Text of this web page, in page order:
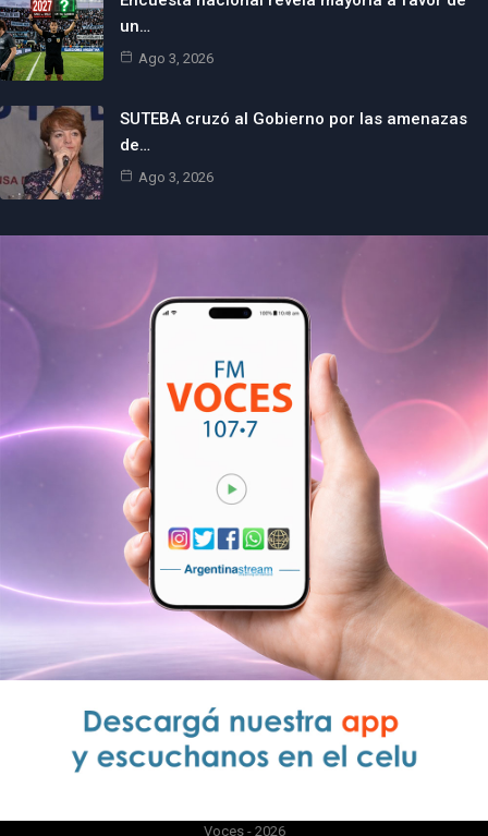
un…
Ago 3, 2026
SUTEBA cruzó al Gobierno por las amenazas
de…
Ago 3, 2026
Voces - 2026